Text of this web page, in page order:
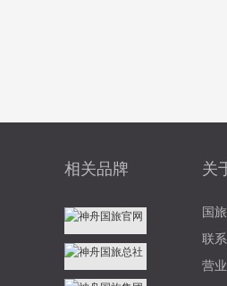
相关品牌 关
国
联
营